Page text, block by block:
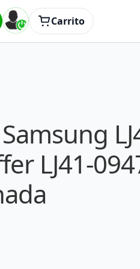
Carrito
LJ41-